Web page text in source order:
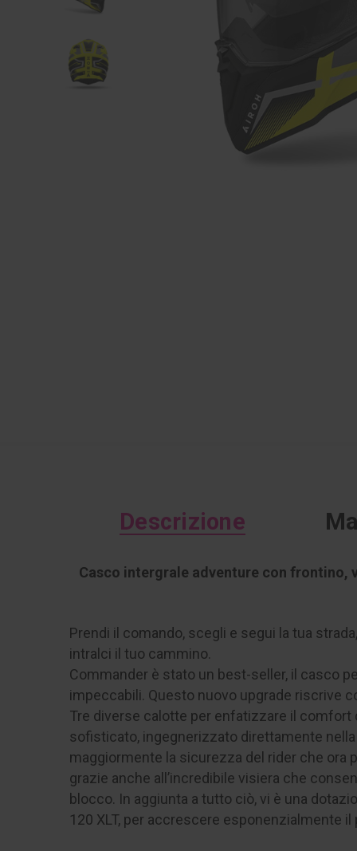
Descrizione
Casco intergrale adventure con frontino,
Prendi il comando, scegli e segui la tua
intralci il tuo cammino.
Commander è stato un best-seller, il casco
impeccabili. Questo nuovo upgrade riscrive
Tre diverse calotte per enfatizzare il comfort
sofisticato, ingegnerizzato direttamente nella
maggiormente la sicurezza del rider che ora
grazie anche all’incredibile visiera che
blocco. In aggiunta a tutto ciò, vi è una
120 XLT, per accrescere esponenzialmente il